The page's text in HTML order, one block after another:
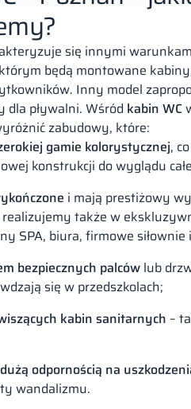
się innymi
będą montowane
Inny model
dla pływalni. Wśród kabin WC
zabudowy, które:
gamie kolorystycznej,
konstrukcji do wyglądu
i mają prestiżowy
także w
SPA, biura, firmowe
bezpiecznych palców lub
się w przedszkolach;
kabin sanitarnych –
dużą odpornością na
wandalizmu.